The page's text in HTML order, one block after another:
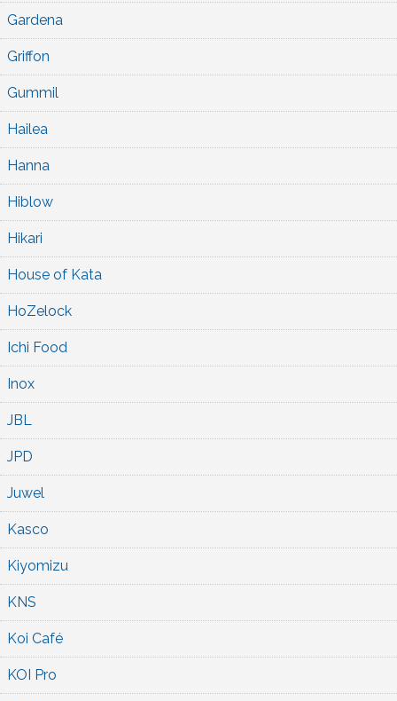
Gardena
Griffon
Gummil
Hailea
Hanna
Hiblow
Hikari
House of Kata
HoZelock
Ichi Food
Inox
JBL
JPD
Juwel
Kasco
Kiyomizu
KNS
Koi Café
KOI Pro